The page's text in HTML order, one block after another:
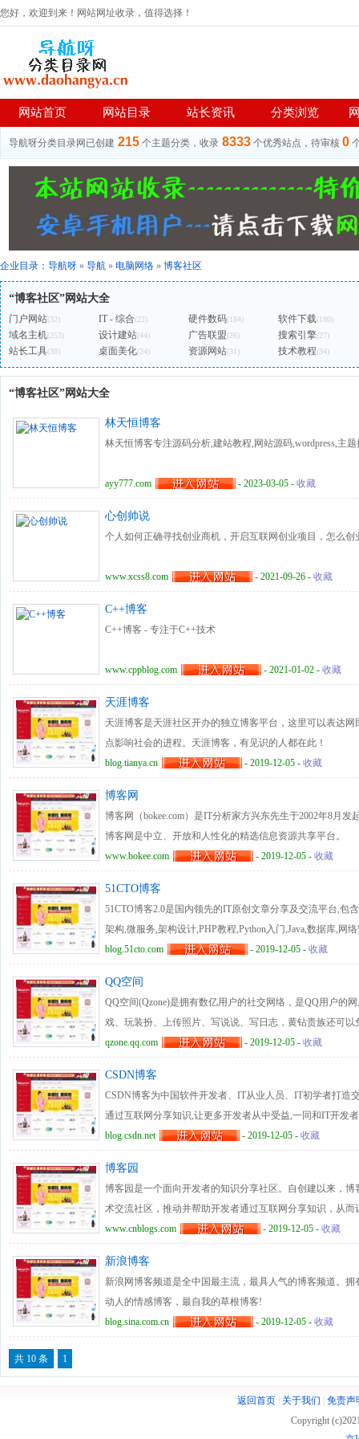
您好，欢迎到来！网站网址收录，值得选择！
网站首页 网站目录 站长资讯 分类浏览
导航呀分类目录网已创建 215 个主题分类，收录 8333 个优秀站点，待审核 0
企业目录： 导航呀 » 导航 » 电脑网络 » 博客社区
“博客社区”网站大全
门户网站(32) IT - 综合(22) 硬件数码(184) 软件下载(180)
域名主机(253) 设计建站(44) 广告联盟(26) 搜索引擎(27)
站长工具(30) 桌面美化(24) 资源网站(31) 技术教程(34)
“博客社区”网站大全
林天恒博客
林天恒博客专注源码分析,建站教程,网站源码,wordpress,主
ayy777.com - 2023-03-05 - 收藏
心创帅说
个人如何正确寻找创业商机，开启互联网创业项目，怎么创
www.xcss8.com - 2021-09-26 - 收藏
C++博客
C++博客 - 专注于C++技术
www.cppblog.com - 2021-01-02 - 收藏
天涯博客
天涯博客是天涯社区开办的独立博客平台，这里可以表达
点影响社会的进程。天涯博客，有见识的人都在此！
blog.tianya.cn
- 2019-12-05 - 收藏
博客网
博客网（bokee.com）是IT分析家方兴东先生于2002年8月
博客网是中立、开放和人性化的精选信息资源共享平台。
www.bokee.com
- 2019-12-05 - 收藏
51CTO博客
51CTO博客2.0是国内领先的IT原创文章分享及交流平台,包
架构,微服务,架构设计,PHP教程,Python入门,Java,数据库,网
认证等文章。
blog.51cto.com - 2019-12-05 - 收藏
QQ空间
QQ空间(Qzone)是拥有数亿用户的社交网络，是QQ用户的
戏、玩装扮、上传照片、写说说、写日志，黄钻贵族还可
设腾讯开放平台，和第三方开发商、创业者一起为亿万中
qzone.qq.com - 2019-12-05 - 收藏
CSDN博客
CSDN博客为中国软件开发者、IT从业人员、IT初学者打造
通过互联网分享知识,让更多开发者从中受益,一同和IT开发
blog.csdn.net
- 2019-12-05 - 收藏
博客园
博客园是一个面向开发者的知识分享社区。自创建以来，
术交流社区，推动并帮助开发者通过互联网分享知识，从
者用代码改变世界。
www.cnblogs.com - 2019-12-05 - 收藏
新浪博客
新浪网博客频道是全中国最主流，最具人气的博客频道。
动人的情感博客，最自我的草根博客!
blog.sina.com.cn
- 2019-12-05 - 收藏
共 10 条 1
返回首页| 关于我们
免责声
Copyright